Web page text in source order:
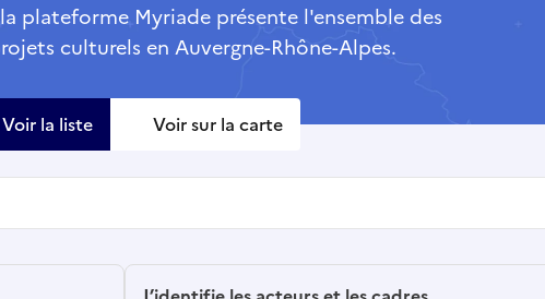
plateforme Myriade présente l'ensemble des
culturels en Auvergne-Rhône-Alpes.
Voir la liste Voir sur la carte